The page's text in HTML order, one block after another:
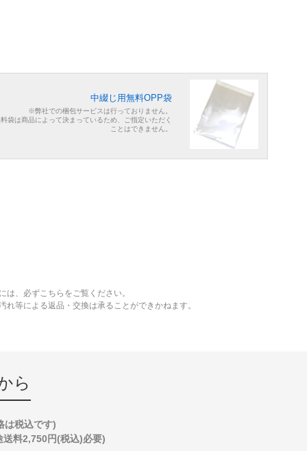
中綴じ用無料OPP袋
※弊社での梱包サービスは行っておりません。
袋は商品によって決まっているため、ご指定いただく
ことはできません。
、必ずこちらをご覧ください。
等による返品・交換は承ることができかねます。
ら
は税込です)
料2,750円(税込)必要)